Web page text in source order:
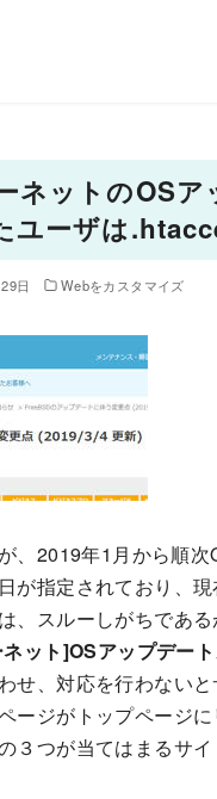
ネットのOS
ユーザは
日 Webをカスタマイズ
、2019年1月から順
が指定されており、
、スルーしがちであ
ット]OSアップデー
せ、対応を行わない
ージがトップページに
３つが当てはまるサ